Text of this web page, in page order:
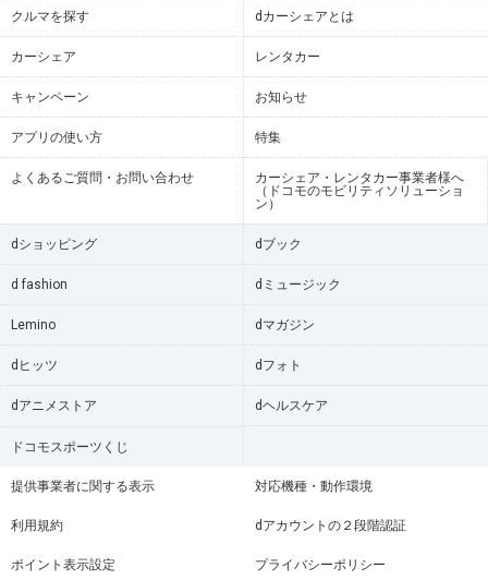
クルマを探す dカーシェアとは
カーシェア レンタカー
キャンペーン お知らせ
アプリの使い方 特集
よくあるご質問・お問い合わせ
カーシェア・レンタカー事業者様へ
（ドコモのモビリティソリューショ
ン）
dショッピング dブック
d fashion dミュージック
Lemino dマガジン
dヒッツ dフォト
dアニメストア dヘルスケア
ドコモスポーツくじ
提供事業者に関する表示 対応機種・動作環境
利用規約 dアカウントの２段階認証
ポイント表示設定 プライバシーポリシー